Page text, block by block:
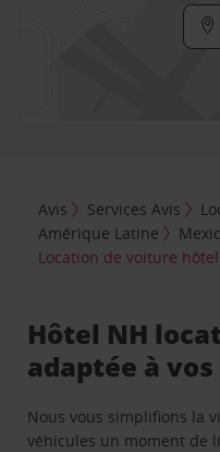
Avis Services Avis
Amérique Latine
Location de voiture
Hôtel NH
adaptée à
Nous vous simplifions la
véhicules un moment de